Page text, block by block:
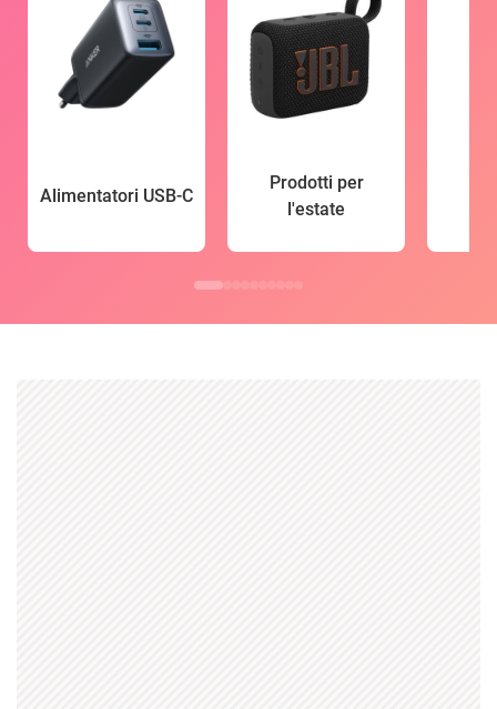
Alimentatori USB-C
Prodotti per
l'estate